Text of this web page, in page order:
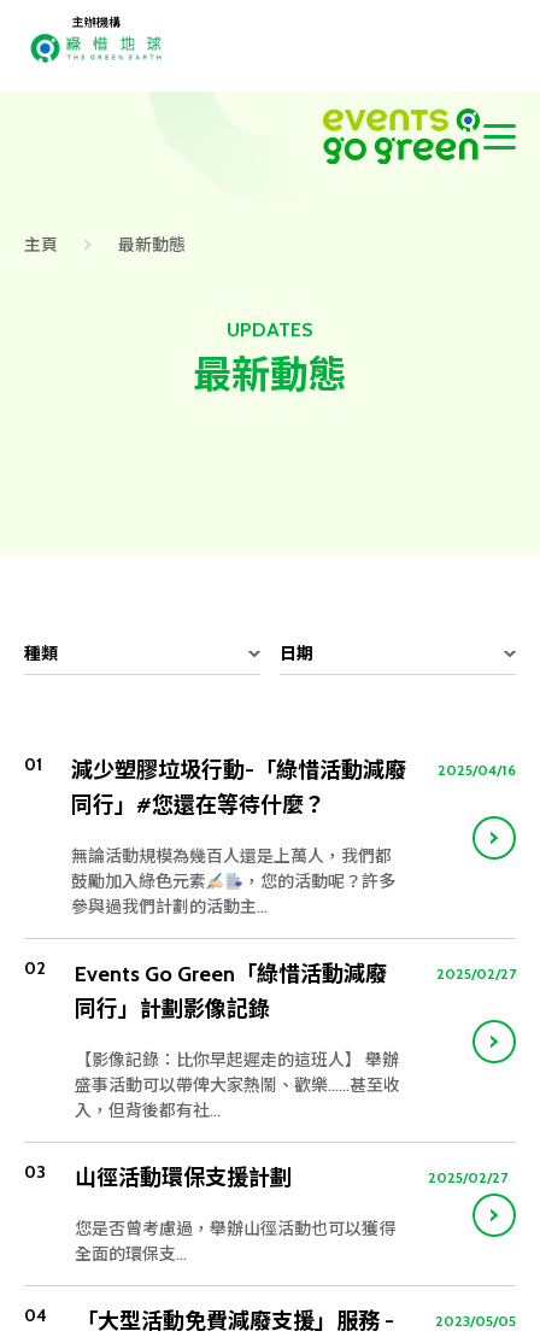
主辦機構
主頁 最新動態
UPDATES
最新動態
01
減少塑膠垃圾行動-「綠惜活動減廢
同行」#您還在等待什麼？
2025/04/16
無論活動規模為幾百人還是上萬人，我們都
鼓勵加入綠色元素
，您的活動呢？許多
參與過我們計劃的活動主...
02
Events Go Green「綠惜活動減廢
同行」計劃影像記錄
2025/02/27
【影像記錄：比你早起遲走的這班人】 舉辦
盛事活動可以帶俾大家熱鬧、歡樂…...甚至收
入，但背後都有社...
03 山徑活動環保支援計劃 2025/02/27
您是否曾考慮過，舉辦山徑活動也可以獲得
全面的環保支...
04
「大型活動免費減廢支援」服務 -
2023/05/05
種類 日期